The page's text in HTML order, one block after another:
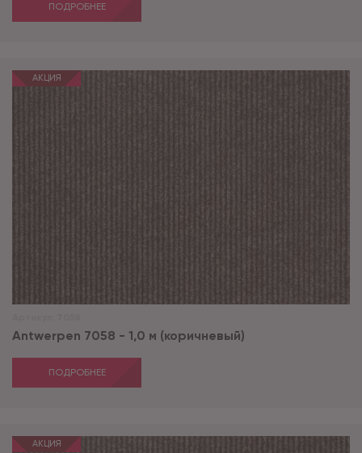
ПОДРОБНЕЕ
АКЦИЯ
Antwerpen 7058 - 1,0 м (коричневый)
ПОДРОБНЕЕ
АКЦИЯ